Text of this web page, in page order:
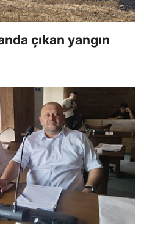
çıkan yangın